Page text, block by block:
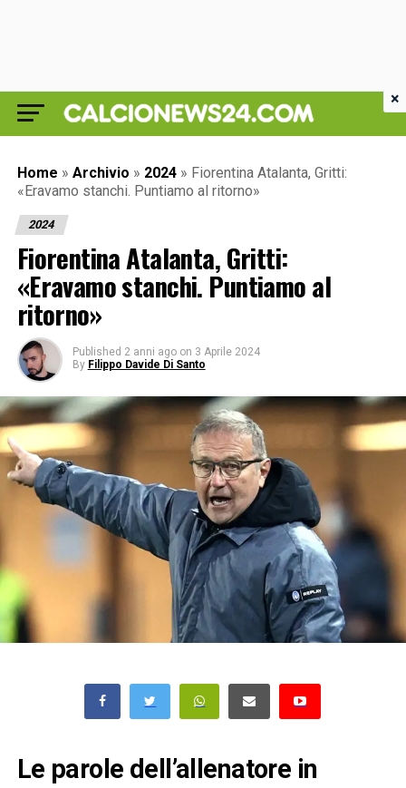
Home » Archivio » 2024 » Fiorentina Atalanta, Gritti:
«Eravamo stanchi. Puntiamo al ritorno»
2024
Fiorentina Atalanta, Gritti:
«Eravamo stanchi. Puntiamo al
ritorno»
Published 2 anni ago on 3 Aprile 2024
By Filippo Davide Di Santo
Le parole dell’allenatore in
×